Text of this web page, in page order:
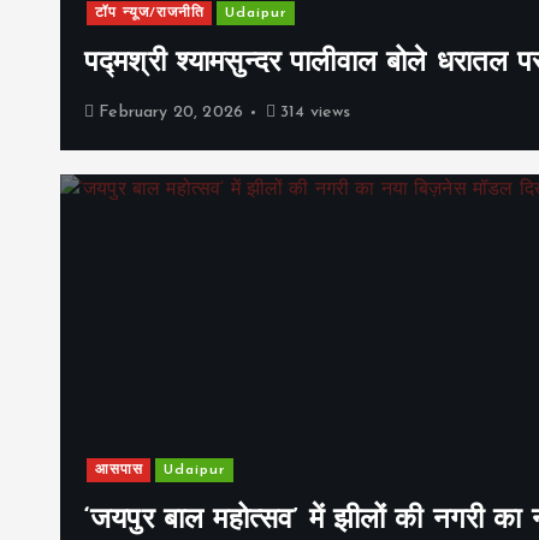
टॉप न्यूज/राजनीति Udaipur
पद्मश्री श्यामसुन्दर पालीवाल बोले धरातल
February 20, 2026 314 views
आसपास Udaipur
‘जयपुर बाल महोत्सव’ में झीलों की नगरी